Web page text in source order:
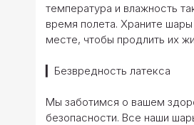
температура и влажность
время полета. Храните
месте, чтобы продлить их
▎Безвредность латекса
Мы заботимся о вашем
безопасности. Все наши